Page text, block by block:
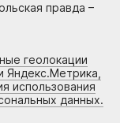
правда –
геолокации
Яндекс.Метрика,
использования
данных.